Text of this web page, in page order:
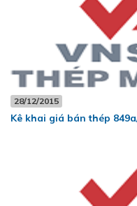
28/12/2015
Kê khai giá bán thép